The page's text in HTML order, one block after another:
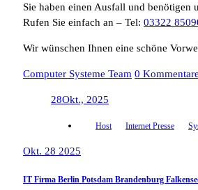
Sie haben einen Ausfall und benötigen
Rufen Sie einfach an – Tel: 03322
Wir wünschen Ihnen eine schöne
Computer Systeme Team 0 Kommentare
28Okt., 2025
Host Internet Presse
Okt. 28 2025
IT Firma Berlin Potsdam Brandenburg